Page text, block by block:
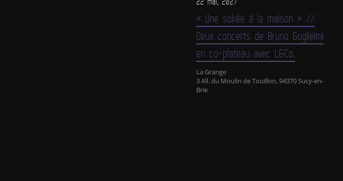
« Une soirée à la maison » //
Deux concerts de Bruno Guglielmi
en co-plateau avec L&Co.
La Grange
3 All. du Moulin de Touillon, 94370 Sucy-en-
Brie